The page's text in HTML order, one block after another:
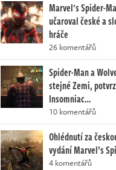
Marvel's Spider-
učaroval české a
hráče
26 komentářů
Spider-Man a
stejné Zemi,
Insomniac…
10 komentářů
Ohlédnutí za
vydání Marvel’s
4 komentářů